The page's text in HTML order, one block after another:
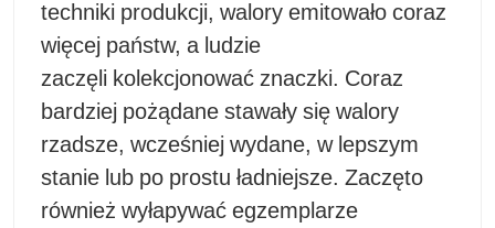
techniki produkcji, walory emitowało coraz
więcej państw, a ludzie
zaczęli kolekcjonować znaczki. Coraz
bardziej pożądane stawały się walory
rzadsze, wcześniej wydane, w lepszym
stanie lub po prostu ładniejsze. Zaczęto
również wyłapywać egzemplarze